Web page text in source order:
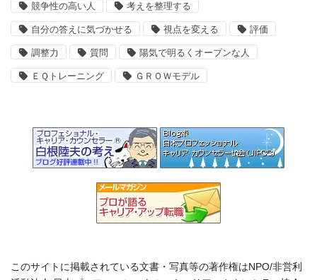
競争性の高い人 考えを整理する
自分の答えに気づかせる 視点を変える 評価
調整力 質問 陽気で明るくオープンな人
ＥＱトレーニング ＧＲＯＷモデル
このサイトに掲載されている文書・写真等の著作権はNPO/非営利